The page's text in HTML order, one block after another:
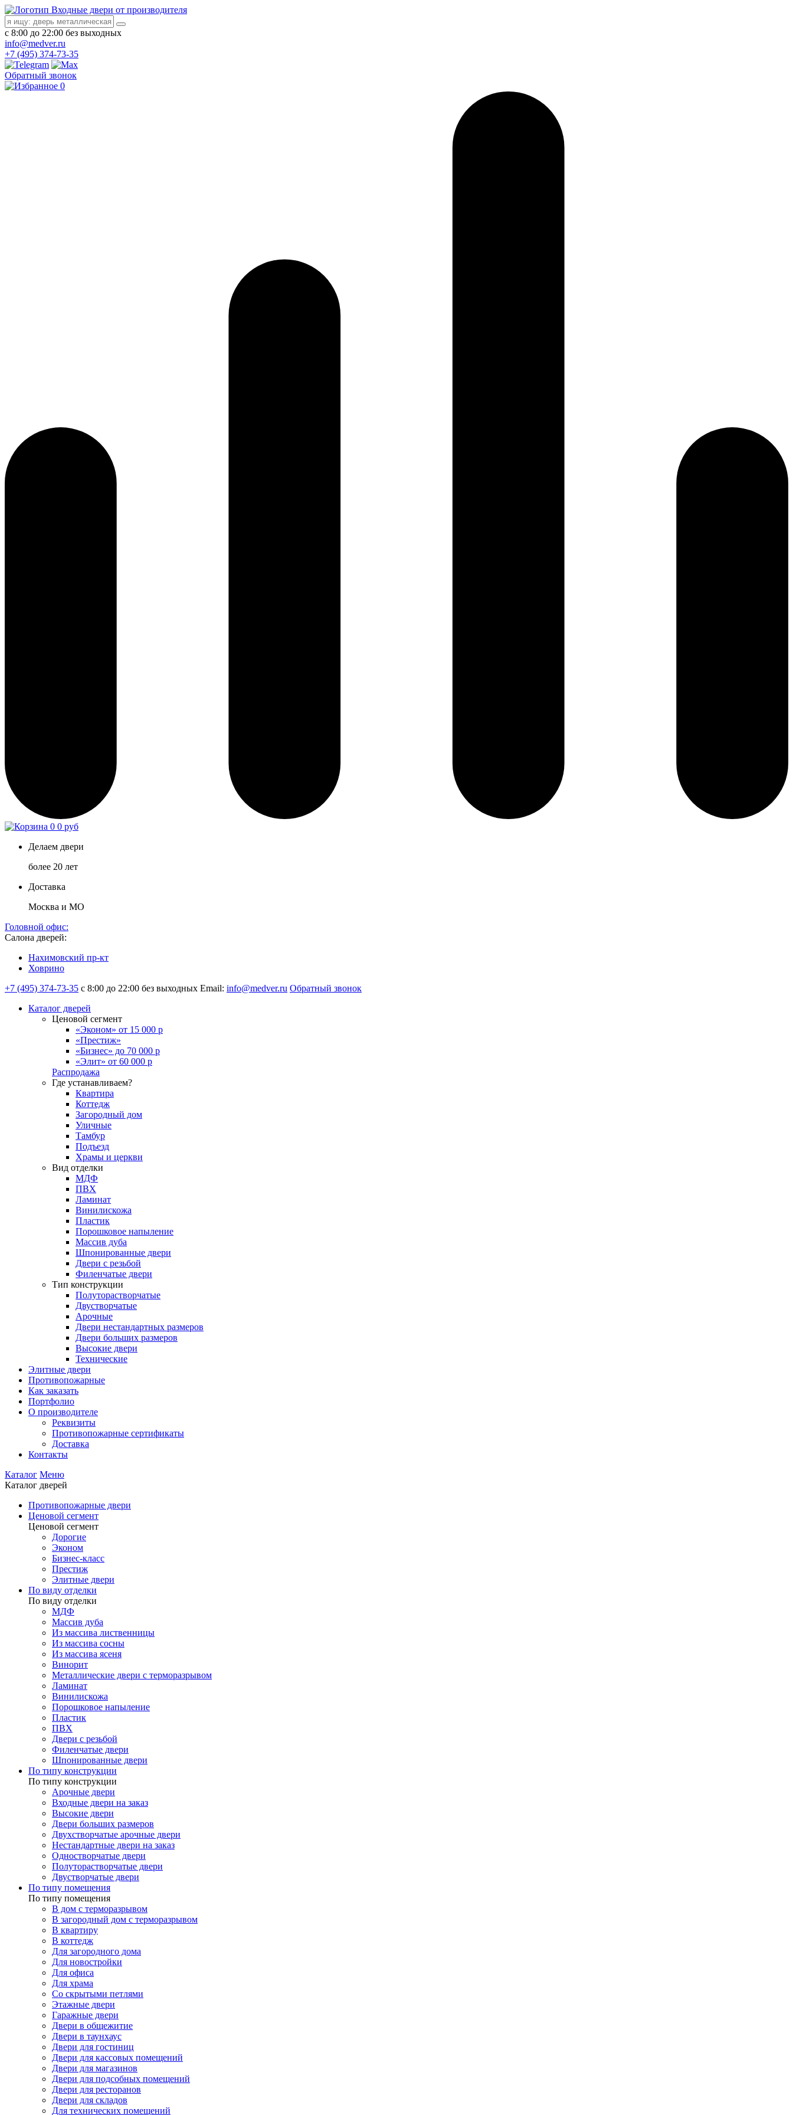
Входные двери от производителя
с 8:00 до 22:00 без выходных
info@medver.ru
+7 (495) 374-73-35
Обратный звонок
0
0 0 руб
Делаем двери
более 20 лет
Доставка
Москва и МО
Головной офис:
Салона дверей:
Нахимовский пр-кт
Ховрино
+7 (495) 374-73-35 с 8:00 до 22:00 без выходных Email: info@medver.ru Обратный звонок
Каталог дверей
Ценовой сегмент
«Эконом» от 15 000 р
«Престиж»
«Бизнес» до 70 000 р
«Элит» от 60 000 р
Распродажа
Где устанавливаем?
Квартира
Коттедж
Загородный дом
Уличные
Тамбур
Подъезд
Храмы и церкви
Вид отделки
МДФ
ПВХ
Ламинат
Винилискожа
Пластик
Порошковое напыление
Массив дуба
Шпонированные двери
Двери с резьбой
Филенчатые двери
Тип конструкции
Полуторастворчатые
Двустворчатые
Арочные
Двери нестандартных размеров
Двери больших размеров
Высокие двери
Технические
Элитные двери
Противопожарные
Как заказать
Портфолио
О производителе
Реквизиты
Противопожарные сертификаты
Доставка
Контакты
Каталог Меню
Каталог дверей
Противопожарные двери
Ценовой сегмент
Ценовой сегмент
Дорогие
Эконом
Бизнес-класс
Престиж
Элитные двери
По виду отделки
По виду отделки
МДФ
Массив дуба
Из массива лиственницы
Из массива сосны
Из массива ясеня
Винорит
Металлические двери с терморазрывом
Ламинат
Винилискожа
Порошковое напыление
Пластик
ПВХ
Двери с резьбой
Филенчатые двери
Шпонированные двери
По типу конструкции
По типу конструкции
Арочные двери
Входные двери на заказ
Высокие двери
Двери больших размеров
Двухстворчатые арочные двери
Нестандартные двери на заказ
Одностворчатые двери
Полуторастворчатые двери
Двустворчатые двери
По типу помещения
По типу помещения
В дом с терморазрывом
В загородный дом с терморазрывом
В квартиру
В коттедж
Для загородного дома
Для новостройки
Для офиса
Для храма
Со скрытыми петлями
Этажные двери
Гаражные двери
Двери в общежитие
Двери в таунхаус
Двери для гостиниц
Двери для кассовых помещений
Двери для магазинов
Двери для подсобных помещений
Двери для ресторанов
Двери для складов
Для технических помещений